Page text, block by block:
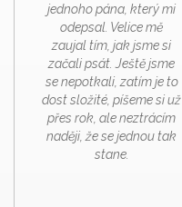
jednoho pána, který mi
odepsal. Velice mě
zaujal tím, jak jsme si
začali psát. Ještě jsme
se nepotkali, zatím je to
dost složité, píšeme si už
přes rok, ale neztrácím
naději, že se jednou tak
stane.